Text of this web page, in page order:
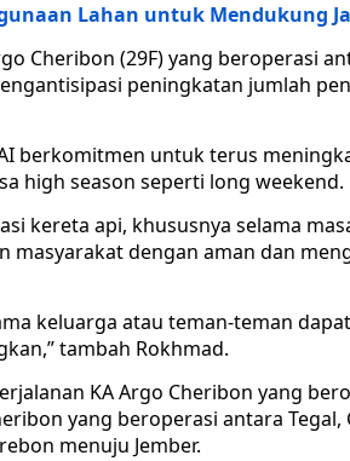
Lahan untuk Mendukung
Cheribon (29F) yang beroperasi
peningkatan jumlah
berkomitmen untuk terus
high season seperti long weekend.
kereta api, khususnya selama
masyarakat dengan aman dan
keluarga atau teman-teman
tambah Rokhmad.
KA Argo Cheribon yang
yang beroperasi antara Tegal,
menuju Jember.